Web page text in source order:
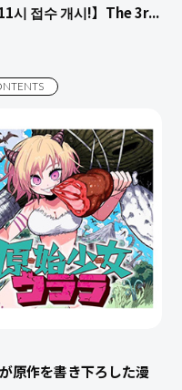
시 접수 개시!】The 3r...
原作を書き下ろした漫